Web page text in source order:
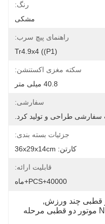
رنگ:
مشکی
راهنمای پیچ سرب:
Tr4.9x4 ((p1)
سکته مغزی اکستنشن:
40.8 میلی متر
سفارشی:
سفارشی طراحی و تولید کرد.
جزئیات بسته بندی:
کارتن: 36x29x14cm
قابلیت ارائه:
40000+PCS+ماه
قطبی چند ورزش ,
NEMA 11 موتور دو قطبی مرحله